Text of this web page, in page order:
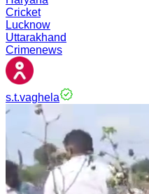
Cricket
Lucknow
Uttarakhand
Crimenews
s.t.vaghela